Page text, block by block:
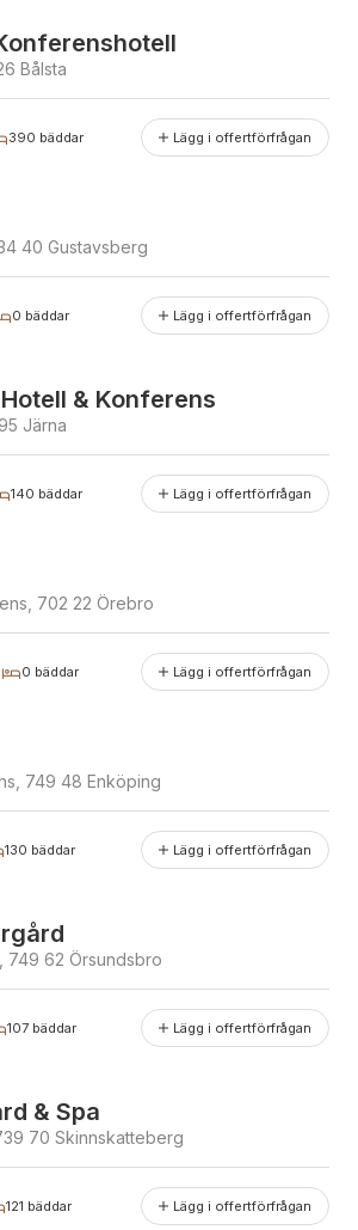
Bålsta
390 bäddar Lägg i offertförfrågan
40 Gustavsberg
0 bäddar Lägg i offertförfrågan
& Konferens
Järna
140 bäddar Lägg i offertförfrågan
702 22 Örebro
0 bäddar Lägg i offertförfrågan
749 48 Enköping
130 bäddar Lägg i offertförfrågan
749 62 Örsundsbro
107 bäddar Lägg i offertförfrågan
& Spa
70 Skinnskatteberg
121 bäddar Lägg i offertförfrågan